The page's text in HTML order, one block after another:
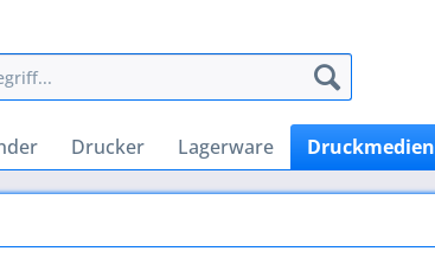
Drucker Lagerware Druckmedien